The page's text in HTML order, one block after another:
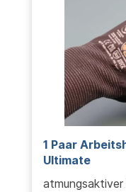
1 Paar
Ultimate